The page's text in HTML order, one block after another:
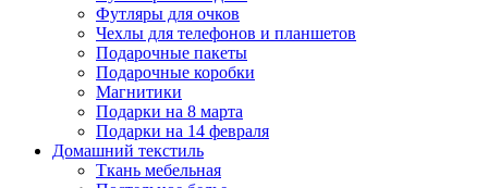
Футляры для очков
Чехлы для телефонов и планшетов
Подарочные пакеты
Подарочные коробки
Магнитики
Подарки на 8 марта
Подарки на 14 февраля
Домашний текстиль
Ткань мебельная